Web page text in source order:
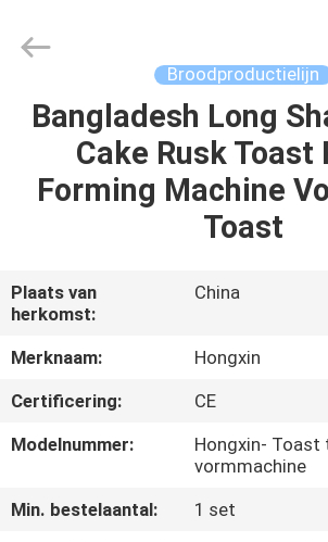
HUIS
PRODUCTEN
SHOW
OVER
ONS
FABRIEKSTOCHT
Reserved.
Broodproductielijn
Bangladesh Long
Cake Rusk Toast
Forming Machine
Toast
Plaats van
herkomst:
China
Merknaam:
Hongxin
Certificering:
CE
Modelnummer:
Hongxin- Toast
vormmachine
Min. bestelaantal:
1 set